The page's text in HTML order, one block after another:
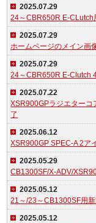
2025.07.29
24～CBR650R E-CLutch
2025.07.29
ホームページのメイン画
2025.07.29
24～CBR650R E-Clutch
2025.07.22
XSR900GPラジエターコ
了
2025.06.12
XSR900GP SPEC-A 2ア
2025.05.29
CB1300SF/X-ADV/
2025.05.12
21～/23～CB1300SF用
2025.05.12